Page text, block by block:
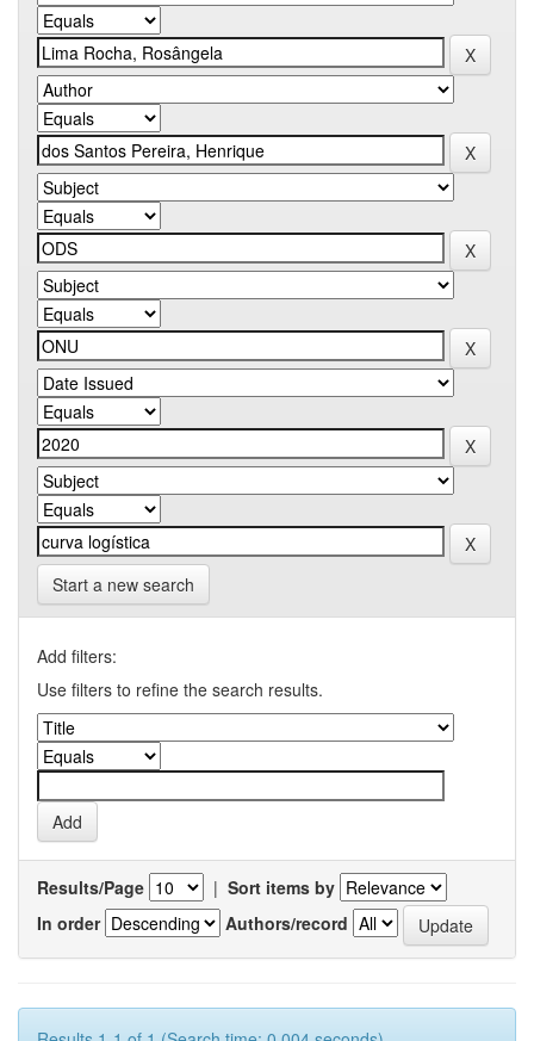
Start a new search
Add filters:
Use filters to refine the search results.
Results/Page | Sort items by
In order
Authors/record